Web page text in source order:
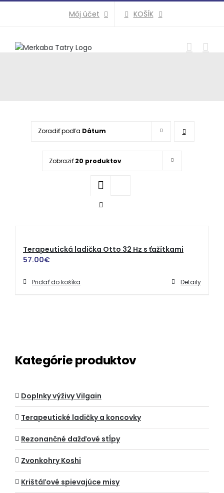
Môj účet KOŠÍK
Zoradiť podľa Dátum
Zobraziť20 produktov
Terapeutická ladička Otto 32 Hz s ťažítkami
57.00€
Pridať do košíka Detaily
Kategórie produktov
Doplnky výživy Vilgain
Terapeutické ladičky a koncovky
Rezonančné dažďové stĺpy
Zvonkohry Koshi
Krištáľové spievajúce misy